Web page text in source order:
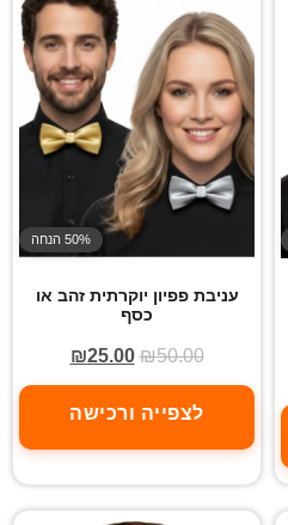
50% הנחה
עניבת פפיון יוקרתית זהב או
כסף
₪50.00
₪25.00
לצפייה ורכישה